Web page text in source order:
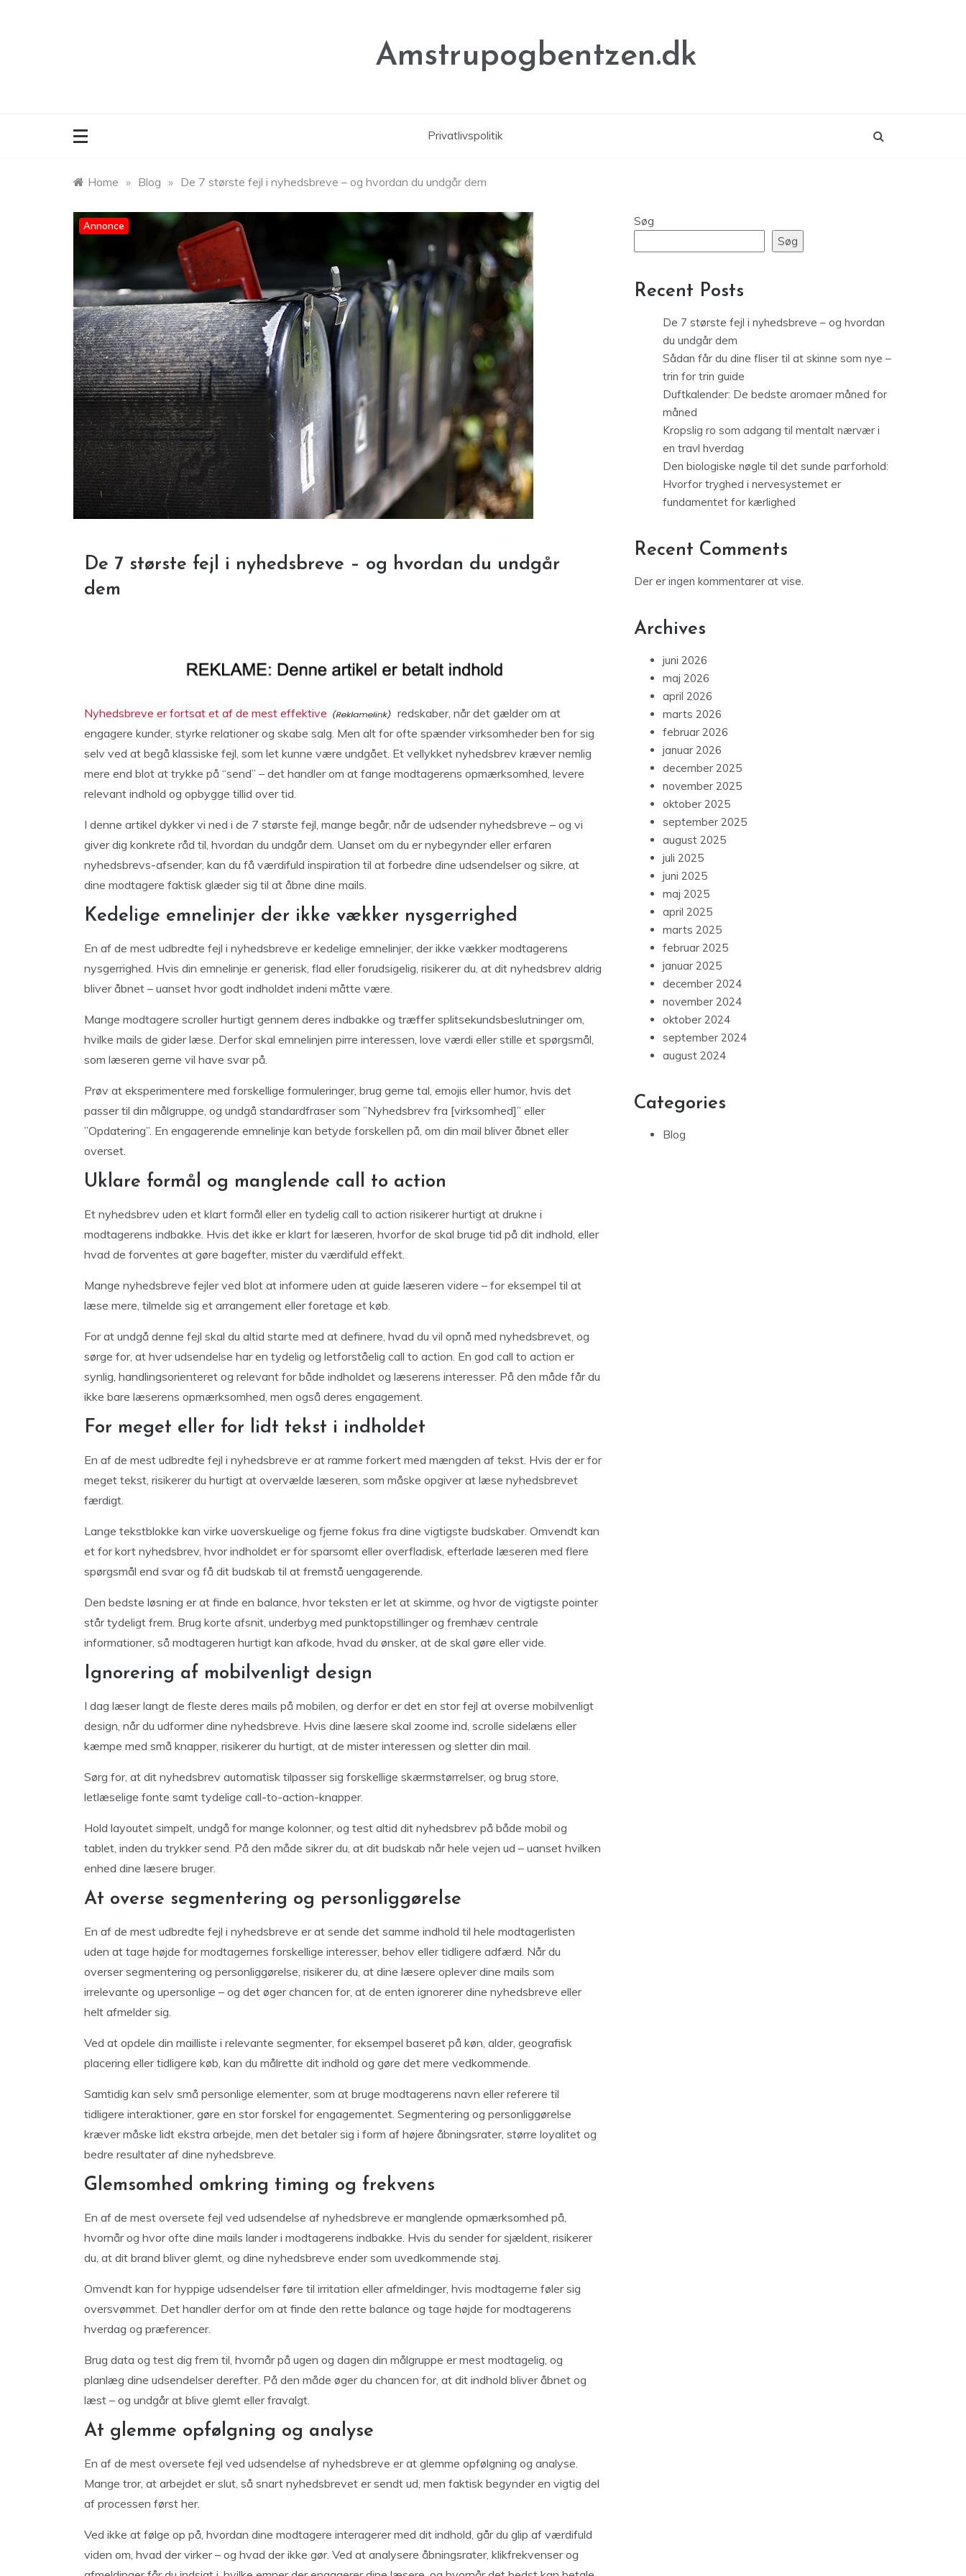
Amstrupogbentzen.dk
Privatlivspolitik
Home » Blog » De 7 største fejl i nyhedsbreve – og hvordan du undgår dem
Annonce
De 7 største fejl i nyhedsbreve – og hvordan du undgår
dem
Nyhedsbreve er fortsat et af de mest effektive
redskaber, når det gælder om at
engagere kunder, styrke relationer og skabe salg. Men alt for ofte spænder virksomheder ben for sig
selv ved at begå klassiske fejl, som let kunne være undgået. Et vellykket nyhedsbrev kræver nemlig
mere end blot at trykke på “send” – det handler om at fange modtagerens opmærksomhed, levere
relevant indhold og opbygge tillid over tid.
I denne artikel dykker vi ned i de 7 største fejl, mange begår, når de udsender nyhedsbreve – og vi
giver dig konkrete råd til, hvordan du undgår dem. Uanset om du er nybegynder eller erfaren
nyhedsbrevs-afsender, kan du få værdifuld inspiration til at forbedre dine udsendelser og sikre, at
dine modtagere faktisk glæder sig til at åbne dine mails.
Kedelige emnelinjer der ikke vækker nysgerrighed
En af de mest udbredte fejl i nyhedsbreve er kedelige emnelinjer, der ikke vækker modtagerens
nysgerrighed. Hvis din emnelinje er generisk, flad eller forudsigelig, risikerer du, at dit nyhedsbrev aldrig
bliver åbnet – uanset hvor godt indholdet indeni måtte være.
Mange modtagere scroller hurtigt gennem deres indbakke og træffer splitsekundsbeslutninger om,
hvilke mails de gider læse. Derfor skal emnelinjen pirre interessen, love værdi eller stille et spørgsmål,
som læseren gerne vil have svar på.
Prøv at eksperimentere med forskellige formuleringer, brug gerne tal, emojis eller humor, hvis det
passer til din målgruppe, og undgå standardfraser som ”Nyhedsbrev fra [virksomhed]” eller
”Opdatering”. En engagerende emnelinje kan betyde forskellen på, om din mail bliver åbnet eller
overset.
Uklare formål og manglende call to action
Et nyhedsbrev uden et klart formål eller en tydelig call to action risikerer hurtigt at drukne i
modtagerens indbakke. Hvis det ikke er klart for læseren, hvorfor de skal bruge tid på dit indhold, eller
hvad de forventes at gøre bagefter, mister du værdifuld effekt.
Mange nyhedsbreve fejler ved blot at informere uden at guide læseren videre – for eksempel til at
læse mere, tilmelde sig et arrangement eller foretage et køb.
For at undgå denne fejl skal du altid starte med at definere, hvad du vil opnå med nyhedsbrevet, og
sørge for, at hver udsendelse har en tydelig og letforståelig call to action. En god call to action er
synlig, handlingsorienteret og relevant for både indholdet og læserens interesser. På den måde får du
ikke bare læserens opmærksomhed, men også deres engagement.
For meget eller for lidt tekst i indholdet
En af de mest udbredte fejl i nyhedsbreve er at ramme forkert med mængden af tekst. Hvis der er for
meget tekst, risikerer du hurtigt at overvælde læseren, som måske opgiver at læse nyhedsbrevet
færdigt.
Lange tekstblokke kan virke uoverskuelige og fjerne fokus fra dine vigtigste budskaber. Omvendt kan
et for kort nyhedsbrev, hvor indholdet er for sparsomt eller overfladisk, efterlade læseren med flere
spørgsmål end svar og få dit budskab til at fremstå uengagerende.
Den bedste løsning er at finde en balance, hvor teksten er let at skimme, og hvor de vigtigste pointer
står tydeligt frem. Brug korte afsnit, underbyg med punktopstillinger og fremhæv centrale
informationer, så modtageren hurtigt kan afkode, hvad du ønsker, at de skal gøre eller vide.
Ignorering af mobilvenligt design
I dag læser langt de fleste deres mails på mobilen, og derfor er det en stor fejl at overse mobilvenligt
design, når du udformer dine nyhedsbreve. Hvis dine læsere skal zoome ind, scrolle sidelæns eller
kæmpe med små knapper, risikerer du hurtigt, at de mister interessen og sletter din mail.
Sørg for, at dit nyhedsbrev automatisk tilpasser sig forskellige skærmstørrelser, og brug store,
letlæselige fonte samt tydelige call-to-action-knapper.
Hold layoutet simpelt, undgå for mange kolonner, og test altid dit nyhedsbrev på både mobil og
tablet, inden du trykker send. På den måde sikrer du, at dit budskab når hele vejen ud – uanset hvilken
enhed dine læsere bruger.
At overse segmentering og personliggørelse
En af de mest udbredte fejl i nyhedsbreve er at sende det samme indhold til hele modtagerlisten
uden at tage højde for modtagernes forskellige interesser, behov eller tidligere adfærd. Når du
overser segmentering og personliggørelse, risikerer du, at dine læsere oplever dine mails som
irrelevante og upersonlige – og det øger chancen for, at de enten ignorerer dine nyhedsbreve eller
helt afmelder sig.
Ved at opdele din mailliste i relevante segmenter, for eksempel baseret på køn, alder, geografisk
placering eller tidligere køb, kan du målrette dit indhold og gøre det mere vedkommende.
Samtidig kan selv små personlige elementer, som at bruge modtagerens navn eller referere til
tidligere interaktioner, gøre en stor forskel for engagementet. Segmentering og personliggørelse
kræver måske lidt ekstra arbejde, men det betaler sig i form af højere åbningsrater, større loyalitet og
bedre resultater af dine nyhedsbreve.
Glemsomhed omkring timing og frekvens
En af de mest oversete fejl ved udsendelse af nyhedsbreve er manglende opmærksomhed på,
hvornår og hvor ofte dine mails lander i modtagerens indbakke. Hvis du sender for sjældent, risikerer
du, at dit brand bliver glemt, og dine nyhedsbreve ender som uvedkommende støj.
Omvendt kan for hyppige udsendelser føre til irritation eller afmeldinger, hvis modtagerne føler sig
oversvømmet. Det handler derfor om at finde den rette balance og tage højde for modtagerens
hverdag og præferencer.
Brug data og test dig frem til, hvornår på ugen og dagen din målgruppe er mest modtagelig, og
planlæg dine udsendelser derefter. På den måde øger du chancen for, at dit indhold bliver åbnet og
læst – og undgår at blive glemt eller fravalgt.
At glemme opfølgning og analyse
En af de mest oversete fejl ved udsendelse af nyhedsbreve er at glemme opfølgning og analyse.
Mange tror, at arbejdet er slut, så snart nyhedsbrevet er sendt ud, men faktisk begynder en vigtig del
af processen først her.
Ved ikke at følge op på, hvordan dine modtagere interagerer med dit indhold, går du glip af værdifuld
viden om, hvad der virker – og hvad der ikke gør. Ved at analysere åbningsrater, klikfrekvenser og
Søg
Søg
Recent Posts
De 7 største fejl i nyhedsbreve – og hvordan
du undgår dem
Sådan får du dine fliser til at skinne som nye –
trin for trin guide
Duftkalender: De bedste aromaer måned for
måned
Kropslig ro som adgang til mentalt nærvær i
en travl hverdag
Den biologiske nøgle til det sunde parforhold:
Hvorfor tryghed i nervesystemet er
fundamentet for kærlighed
Recent Comments
Der er ingen kommentarer at vise.
Archives
juni 2026
maj 2026
april 2026
marts 2026
februar 2026
januar 2026
december 2025
november 2025
oktober 2025
september 2025
august 2025
juli 2025
juni 2025
maj 2025
april 2025
marts 2025
februar 2025
januar 2025
december 2024
november 2024
oktober 2024
september 2024
august 2024
Categories
Blog